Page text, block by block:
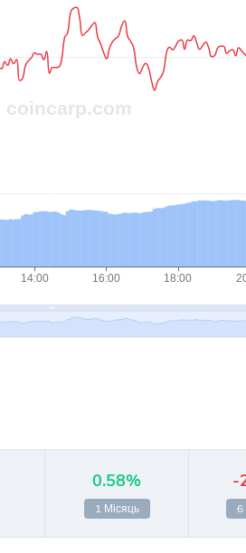
0.58%
1 Місяць
-
6